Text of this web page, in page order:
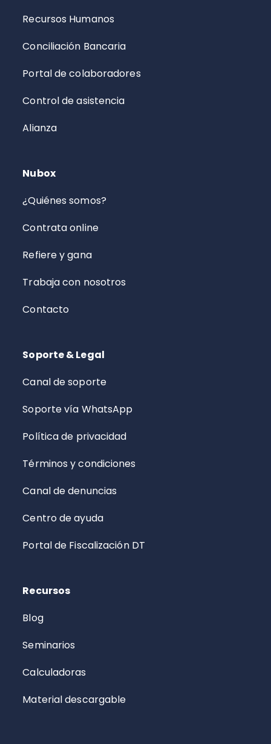
Recursos Humanos
Conciliación Bancaria
Portal de colaboradores
Control de asistencia
Alianza
Nubox
¿Quiénes somos?
Contrata online
Refiere y gana
Trabaja con nosotros
Contacto
Soporte & Legal
Canal de soporte
Soporte vía WhatsApp
Política de privacidad
Términos y condiciones
Canal de denuncias
Centro de ayuda
Portal de Fiscalización DT
Recursos
Blog
Seminarios
Calculadoras
Material descargable